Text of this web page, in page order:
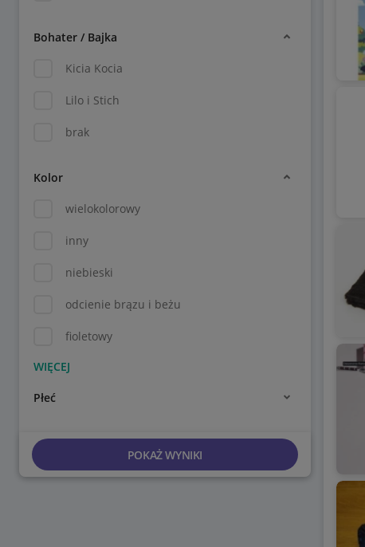
Bohater / Bajka
Kicia Kocia
Lilo i Stich
brak
Kolor
wielokolorowy
inny
niebieski
odcienie brązu i beżu
fioletowy
Płeć
POKAŻ WYNIKI